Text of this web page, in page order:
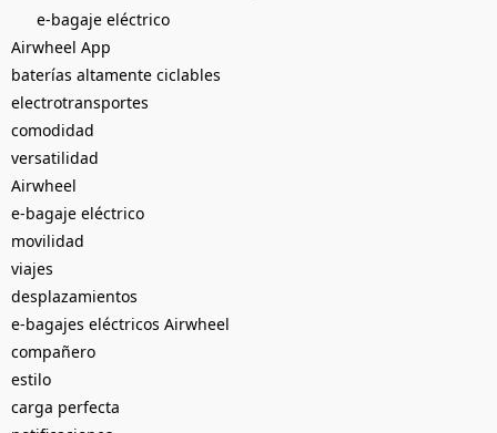
e-bagaje eléctrico
Airwheel App
baterías altamente ciclables
electrotransportes
comodidad
versatilidad
Airwheel
e-bagaje eléctrico
movilidad
viajes
desplazamientos
e-bagajes eléctricos Airwheel
compañero
estilo
carga perfecta